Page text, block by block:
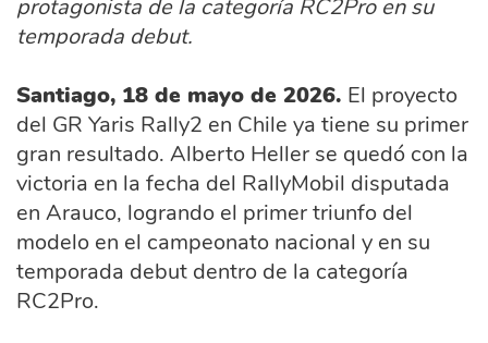
protagonista de la categoría RC2Pro en su
temporada debut.
Santiago, 18 de mayo de 2026. El proyecto
del GR Yaris Rally2 en Chile ya tiene su primer
gran resultado. Alberto Heller se quedó con la
victoria en la fecha del RallyMobil disputada
en Arauco, logrando el primer triunfo del
modelo en el campeonato nacional y en su
temporada debut dentro de la categoría
RC2Pro.